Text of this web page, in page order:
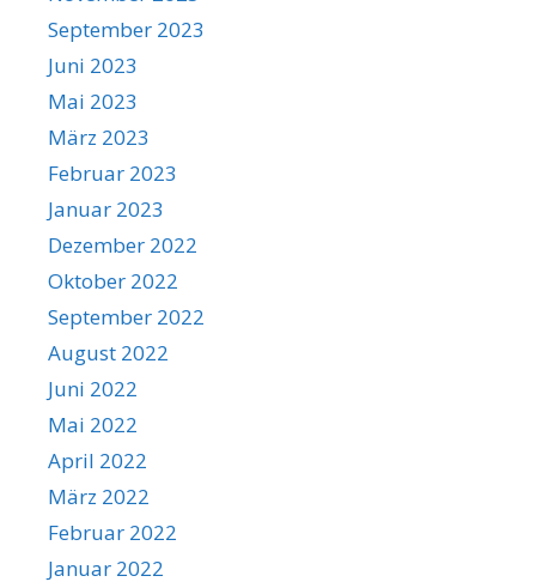
September 2023
Juni 2023
Mai 2023
März 2023
Februar 2023
Januar 2023
Dezember 2022
Oktober 2022
September 2022
August 2022
Juni 2022
Mai 2022
April 2022
März 2022
Februar 2022
Januar 2022